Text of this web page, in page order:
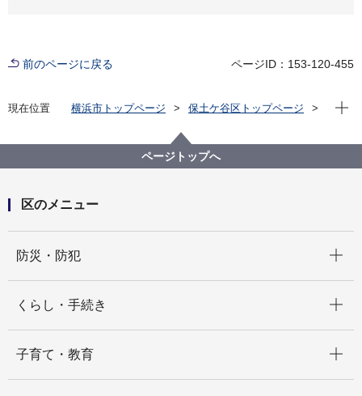
前のページに戻る ページID：153-120-455
現在位置 横浜市トップページ
保土ケ谷区トップページ
下水道関連
現在
ページトップへ
区のメニュー
防災・防犯
くらし・手続き
子育て・教育